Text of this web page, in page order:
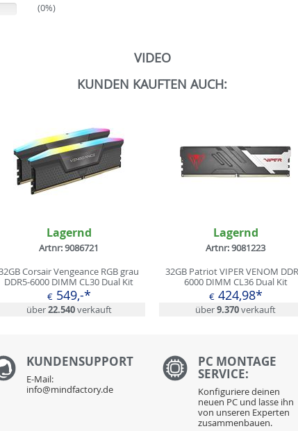
(0%)
VIDEO
KUNDEN KAUFTEN AUCH:
Lagernd
Artnr: 9086721
Corsair Vengeance RGB grau
DDR5-6000 DIMM CL30 Dual Kit
549,-*
über22.540verkauft
Lagernd
Artnr: 9081223
32GB Patriot VIPER VENOM DDR5-
6000 DIMM CL36 Dual Kit
424,98*
über9.370verkauft
KUNDENSUPPORT
E-Mail:
info@mindfactory.de
PC MONTAGE
SERVICE:
Konfiguriere deinen
neuen PC und lasse ihn
von unseren Experten
zusammenbauen.